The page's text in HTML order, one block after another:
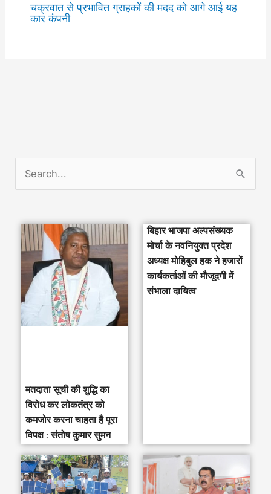
चक्रवात से प्रभावित ग्राहकों की मदद को आगे आई यह
कार कंपनी
मतदाता सूची की शुद्धि का
विरोध कर लोकतंत्र को
कमजोर करना चाहता है पूरा
विपक्ष : संतोष कुमार सुमन
बिहार भाजपा अल्पसंख्यक
मोर्चा के नवनियुक्त प्रदेश
अध्यक्ष मोहिबुल हक ने हजारों
कार्यकर्ताओं की मौजूदगी में
संभाला दायित्व